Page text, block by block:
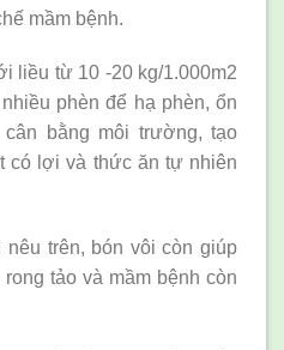
mầm bệnh.
liều từ 10 -20 kg/1.000m2
phèn để hạ phèn, ổn
bằng môi trường, tạo
có lợi và thức ăn tự nhiên
trên, bón vôi còn giúp
tảo và mầm bệnh còn